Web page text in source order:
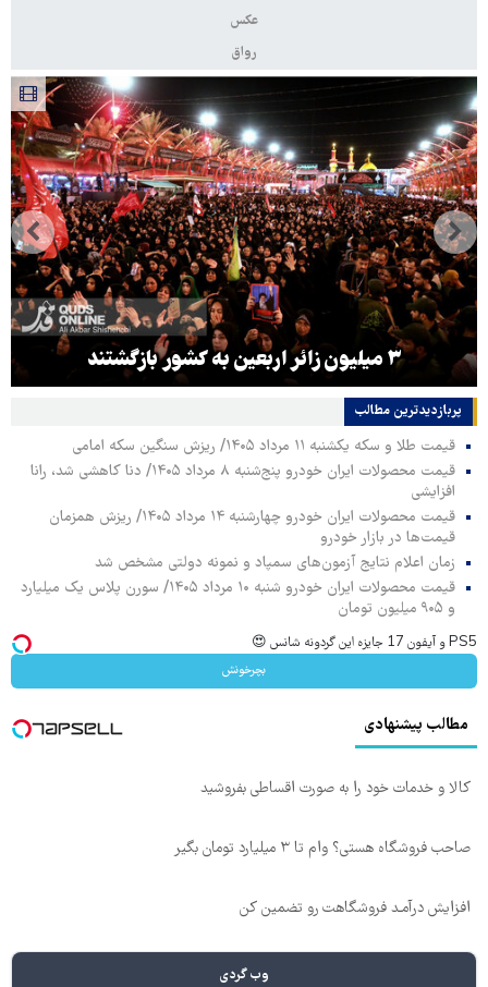
عکس
رواق
۳ میلیون زائر اربعین به کشور بازگشتند
پربازدیدترین‌ مطالب
قیمت طلا و سکه یکشنبه ۱۱ مرداد ۱۴۰۵/ ریزش سنگین سکه امامی
قیمت محصولات ایران خودرو پنج‌شنبه ۸ مرداد ۱۴۰۵/ دنا کاهشی شد، رانا
افزایشی
قیمت محصولات ایران خودرو چهارشنبه ۱۴ مرداد ۱۴۰۵/ ریزش همزمان
قیمت‌ها در بازار خودرو
زمان اعلام نتایج آزمون‌های سمپاد و نمونه دولتی مشخص شد
قیمت محصولات ایران خودرو شنبه ۱۰ مرداد ۱۴۰۵/ سورن پلاس یک میلیارد
و ۹۰۵ میلیون تومان
PS5 و آیفون 17 جایزه این گردونه شانس 😍
بچرخونش
مطالب پیشنهادی
کالا و خدمات خود را به صورت اقساطی بفروشید
صاحب فروشگاه هستی؟ وام تا ۳ میلیارد تومان بگیر
افزایش درآمـد فروشگاهت رو تضمین کن
وب گردی